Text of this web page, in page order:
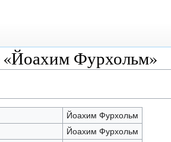
«Йоахим Фурхольм»
Йоахим Фурхольм
Йоахим Фурхольм